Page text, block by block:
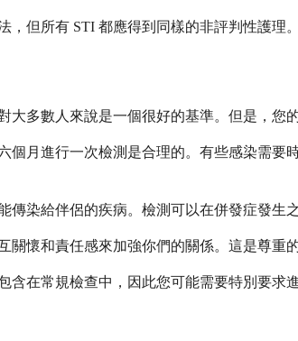
但所有 STI 都應得到同樣的非評判性護理。
多數人來說是一個很好的基準。但是，您
月進行一次檢測是合理的。有些感染需要
染給伴侶的疾病。檢測可以在併發症發生
懷和責任感來加強你們的關係。這是尊重
在常規檢查中，因此您可能需要特別要求